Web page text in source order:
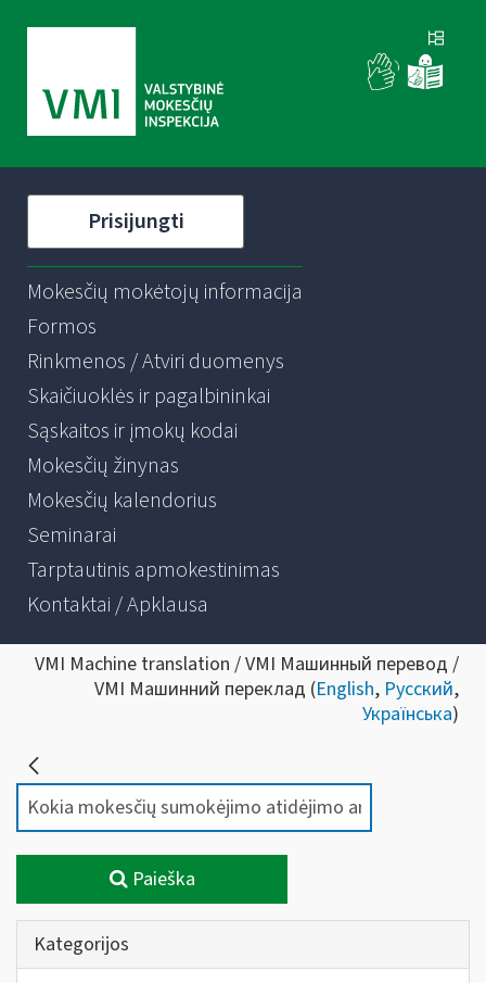
Prisijungti
Mokesčių mokėtojų informacija
Formos
Rinkmenos / Atviri duomenys
Skaičiuoklės ir pagalbininkai
Sąskaitos ir įmokų kodai
Mokesčių žinynas
Mokesčių kalendorius
Seminarai
Tarptautinis apmokestinimas
Kontaktai / Apklausa
VMI Machine translation / VMI Машинный перевод /
VMI Машинний переклад (English, Русский,
Українська)
Paieška
Kategorijos